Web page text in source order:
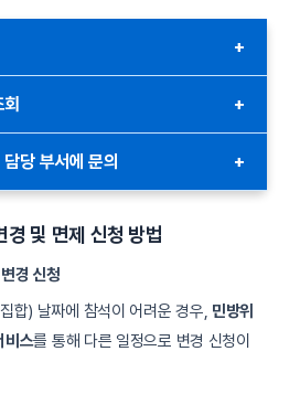
+
오, 네이버) 등을 이용할 수 있습니다.
에‘민방위 훈련’을 입력하여 관련 메뉴로
보를 입력하면 개인에게 할당된 훈련
.
충 훈련 등)와 세부사항 확인 가능
+
에는 훈련 날짜, 시간, 장소 등의
URL을 클릭해 본인 인증 후 개인 훈련
.
당 부서에 문의 +
방문을 통해 문의하면 상세한 정보를
경 및 면제 신청 방법
경 신청
합) 날짜에 참석이 어려운 경우, 민방위
비스를 통해 다른 일정으로 변경 신청이